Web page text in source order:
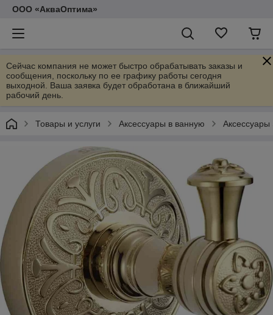
ООО «АкваОптима»
Сейчас компания не может быстро обрабатывать заказы и
сообщения, поскольку по ее графику работы сегодня
выходной. Ваша заявка будет обработана в ближайший
рабочий день.
Товары и услуги Аксессуары в ванную Аксессуары